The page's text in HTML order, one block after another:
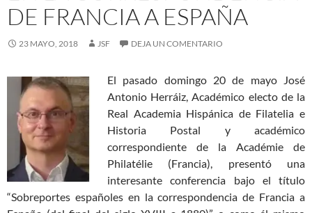
DE FRANCIA A ESPAÑA
23 MAYO, 2018 JSF DEJA UN COMENTARIO
El pasado domingo 20 de mayo José
Antonio Herráiz, Académico electo de la
Real Academia Hispánica de Filatelia e
Historia Postal y académico
correspondiente de la Académie de
Philatélie (Francia), presentó una
interesante conferencia bajo el título
“Sobreportes españoles en la correspondencia de Francia a